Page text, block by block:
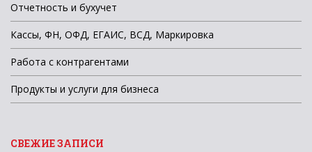
Отчетность и бухучет
Кассы, ФН, ОФД, ЕГАИС, ВСД, Маркировка
Работа с контрагентами
Продукты и услуги для бизнеса
СВЕЖИЕ ЗАПИСИ